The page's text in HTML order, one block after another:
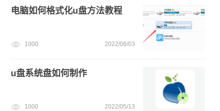
电脑如何格式化u盘方法教程
1000 2022/06/03
u盘系统盘如何制作
1000 2022/05/13